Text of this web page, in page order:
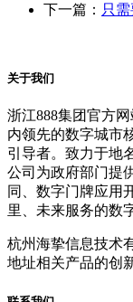
下一篇： 只
关于我们
浙江888集团官方
内领先的数字城市
引导者。致力于地
公司为政府部门提
同、数字门牌应用
里、未来服务的数
杭州海挚信息技术
地址相关产品的创